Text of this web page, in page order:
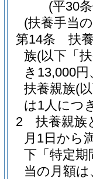
(平30
(扶養手当
第14条
扶
族(以下「
き13,000円
扶養親族(
は1人につ
2
扶養親族
月1日から
下「特定期
当の月額は